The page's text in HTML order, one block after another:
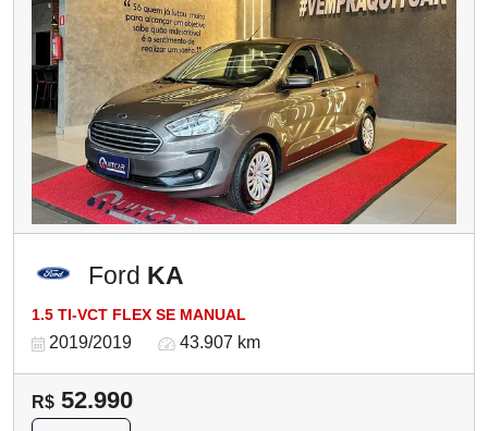
Ford KA
1.5 TI-VCT FLEX SE MANUAL
2019/2019 43.907 km
R$ 52.990